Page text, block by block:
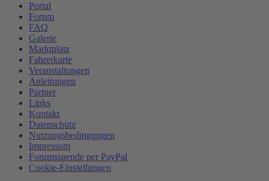
Portal
Forum
FAQ
Galerie
Marktplatz
Fahrerkarte
Veranstaltungen
Anleitungen
Partner
Links
Kontakt
Datenschutz
Nutzungsbedingungen
Impressum
Forumsspende per PayPal
Cookie-Einstellungen